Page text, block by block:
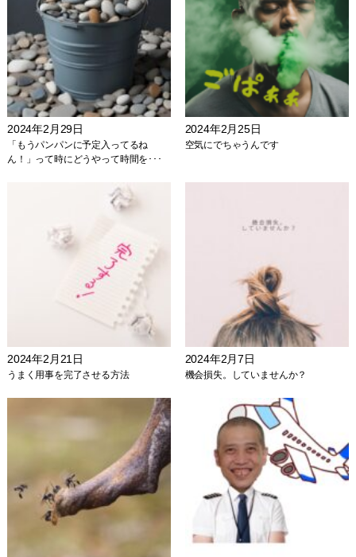
2024年2月29日
「もうパンパンに予定入ってるね
ん！」って時にどうやって時間を･･･
2024年2月25日
空気にでちゃうんです
2024年2月21日
うまく用事を完了させる方法
2024年2月7日
機会損失。していませんか？